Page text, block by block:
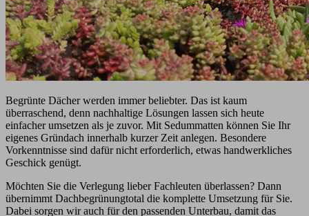
Begrünte Dächer werden immer beliebter. Das ist kaum
überraschend, denn nachhaltige Lösungen lassen sich heute
einfacher umsetzen als je zuvor. Mit Sedummatten können Sie Ihr
eigenes Gründach innerhalb kurzer Zeit anlegen. Besondere
Vorkenntnisse sind dafür nicht erforderlich, etwas handwerkliches
Geschick genügt.
Möchten Sie die Verlegung lieber Fachleuten überlassen? Dann
übernimmt Dachbegrünungtotal die komplette Umsetzung für Sie.
Dabei sorgen wir auch für den passenden Unterbau, damit das